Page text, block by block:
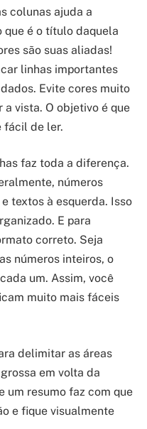
colunas ajuda a
que é o título daquela
são suas aliadas!
linhas importantes
Evite cores muito
vista. O objetivo é que
fácil de ler.
faz toda a diferença.
números
textos à esquerda. Isso
E para
correto. Seja
números inteiros, o
um. Assim, você
muito mais fáceis
delimitar as áreas
em volta da
um resumo faz com que
e fique visualmente